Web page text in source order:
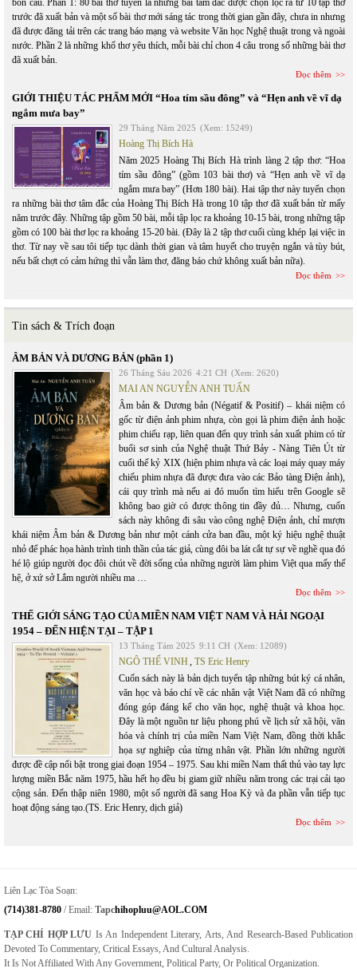
bốn câu. Phần 1: 80 bài thơ tuyển là những bài tâm đắc được chọn lọc ra từ 10 tập thơ
trước đã xuất bản và một số bài thơ mới sáng tác trong thời gian gần đây, chưa in nhưng
đã được đăng tải trên các trang báo mạng và website Văn học Nghệ thuật trong và ngoài
nước. Phần 2 là những khổ thơ yêu thích, mỗi bài chỉ chon 4 câu trong số những bài thơ
đã xuất bản.
Đọc thêm
GIỚI THIỆU TÁC PHẨM MỚI “Hoa tím sầu đông” và “Hẹn anh về vĩ dạ
ngắm mưa bay”
29 Tháng Năm 2025 (Xem: 15249)
Hoàng Thị Bích Hà
Năm 2025 Hoàng Thị Bích Hà trình làng 2 tập thơ: “Hoa
tím sầu đông” (gồm 103 bài thơ) và “Hẹn anh về vĩ dạ
ngắm mưa bay” (Hơn 180 bài). Hai tập thơ này tuyển chọn
ra những bài thơ tâm đắc của Hoàng Thị Bích Hà trong 10 tập thơ đã xuất bản từ mấy
năm trước đây. Những tập gồm 50 bài, mỗi tập lọc ra khoảng 10-15 bài, trong những tập
gồm có 100 bài thơ lọc ra khoảng 15-20 bài. (Đây là 2 tập thơ cuối cùng khép lại việc in
thơ. Từ nay về sau tôi tiếp tục dành thời gian và tâm huyết cho truyện ngắn và tùy bút,
nếu bất chợt có cảm hứng thì vẫn làm thơ, đăng báo chứ không xuất bản nữa).
Đọc thêm
Tin sách & Trích đoạn
ÂM BẢN VÀ DƯƠNG BẢN (phần 1)
26 Tháng Sáu 2026 4:21 CH (Xem: 2620)
MAI AN NGUYỄN ANH TUẤN
Âm bản & Dương bản (Négatif & Positif) – khái niệm có
gốc từ điện ảnh phim nhựa, còn gọi là phim điện ảnh hoặc
phim chiếu rạp, liên quan đến quy trình sản xuất phim có từ
buổi sơ sinh của Nghệ thuật Thứ Bảy - Nàng Tiên Út từ
cuối thế kỷ XIX (hiện phim nhựa và các loại máy quay máy
chiếu phim nhựa đã được đưa vào các Bảo tàng Điện ảnh),
cái quy trình mà nếu ai đó muốn tìm hiểu trên Google sẽ
không bao giờ có được thông tin đầy đủ… Nhưng, cuốn
sách này không đi sâu vào công nghệ Điện ảnh, chỉ mượn
khái niệm Âm bản & Dương bản như một cánh cửa ban đầu, một ký hiệu nghệ thuật
nhỏ để phác họa hành trình tinh thần của tác giả, cùng đôi ba lát cắt tự sự về nghề qua đó
hé lộ giúp người đọc đôi chút về đời sống của những người làm phim Việt qua mấy thế
hệ, ở xứ sở Lắm người nhiều ma …
Đọc thêm
THẾ GIỚI SÁNG TẠO CỦA MIỀN NAM VIỆT NAM VÀ HẢI NGOẠI
1954 – ĐẾN HIỆN TẠI – TẬP 1
13 Tháng Tám 2025 9:11 CH (Xem: 12089)
NGÔ THẾ VINH, TS Eric Henry
Cuốn sách này là bản dịch tuyển tập những bút ký cá nhân,
văn học và báo chí về các nhân vật Việt Nam đã có những
đóng góp đáng kể cho văn học, nghệ thuật và khoa học.
Đây là một nguồn tư liệu phong phú về lịch sử xã hội, văn
hóa và chính trị của miền Nam Việt Nam, đồng thời khắc
họa sự nghiệp của từng nhân vật. Phần lớn những người
được đề cập nổi bật trong giai đoạn 1954 – 1975. Sau khi miền Nam thất thủ vào tay lực
lượng miền Bắc năm 1975, hầu hết họ đều bị giam giữ nhiều năm trong các trại cải tạo
cộng sản. Đến thập niên 1980, một số người đã sang Hoa Kỳ và đa phần vẫn tiếp tục
hoạt động sáng tạo.(TS. Eric Henry, dịch giả)
Đọc thêm
Liên Lạc Tòa Soạn:
(714)381-8780 / Email: TapcHihopluu@AOL.COM
TẠP CHÍ HỢP LƯU Is An Independent Literary, Arts, And Research-Based Publication
Devoted To Commentary, Critical Essays, And Cultural Analysis.
It Is Not Affiliated With Any Government, Political Party, Or Political Organization.